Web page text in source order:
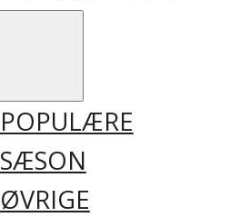
POPULÆRE
SÆSON
ØVRIGE